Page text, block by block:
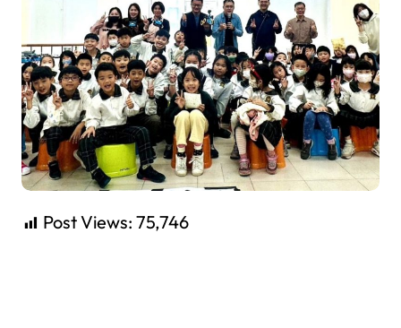
Post Views: 75,746